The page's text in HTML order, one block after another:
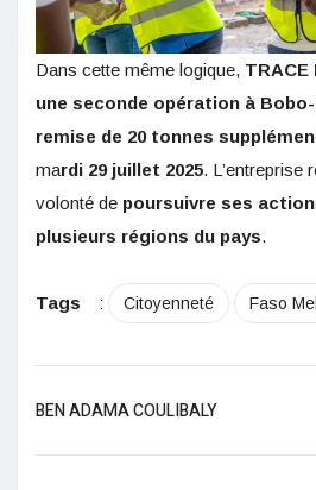
Dans cette même logique,
une seconde opération à
remise de 20 tonnes
mardi 29 juillet 2025. L’entreprise
volonté de poursuivre ses
plusieurs régions du pays.
Tags : Citoyenneté Faso
BEN ADAMA COULIBALY